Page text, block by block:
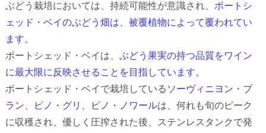
ぶどう栽培においては、持続可能性が意識され、 ボートシ
ェッド・ベイのぶどう畑は、被覆植物によって覆われてい
ます。
ボートシェッド・ベイは、 ぶどう果実の持つ品質をワイン
に最大限に反映させることを目指しています。
ボートシェッド・ベイで栽培している ソーヴィニヨン・ブ
ラン、ピノ・グリ、ピノ・ノワールは、何れも旬のピーク
に収穫され、優しく圧搾された後、ステンレスタンクで発